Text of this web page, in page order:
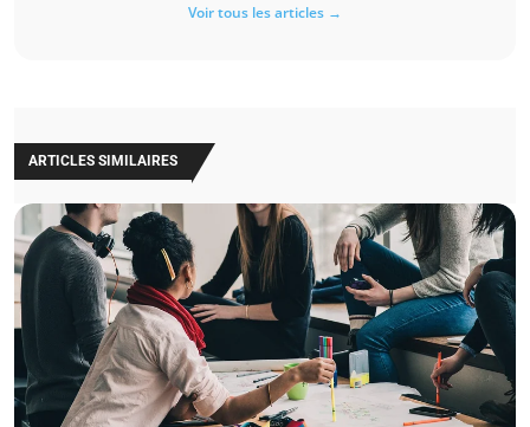
Voir tous les articles →
ARTICLES SIMILAIRES